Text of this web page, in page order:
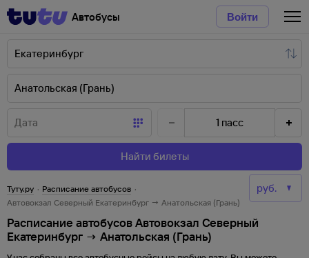
Автобусы Войти
1 пасс
Найти билеты
Туту.ру · Расписание автобусов ·
Автовокзал Северный Екатеринбург → Анатольская (Грань)
Расписание автобусов Автовокзал Северный
Екатеринбург → Анатольская (Грань)